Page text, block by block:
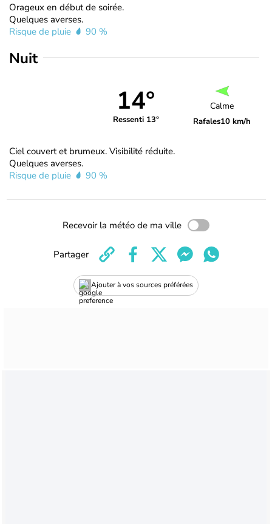
Orageux en début de soirée.
Quelques averses.
Risque de pluie
90 %
Nuit
14°
Ressenti 13°
Calme
Rafales10 km/h
Ciel couvert et brumeux. Visibilité réduite.
Quelques averses.
Risque de pluie
90 %
Recevoir la météo de ma ville
Ajouter à vos sources préférées
Partager